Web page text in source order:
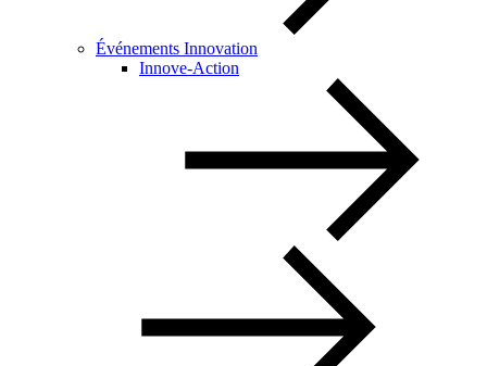
Événements Innovation
Innove-Action